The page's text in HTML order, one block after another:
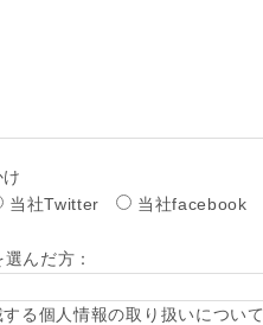
当社Twitter 当社facebook
だ方：
る個人情報の取り扱いについて